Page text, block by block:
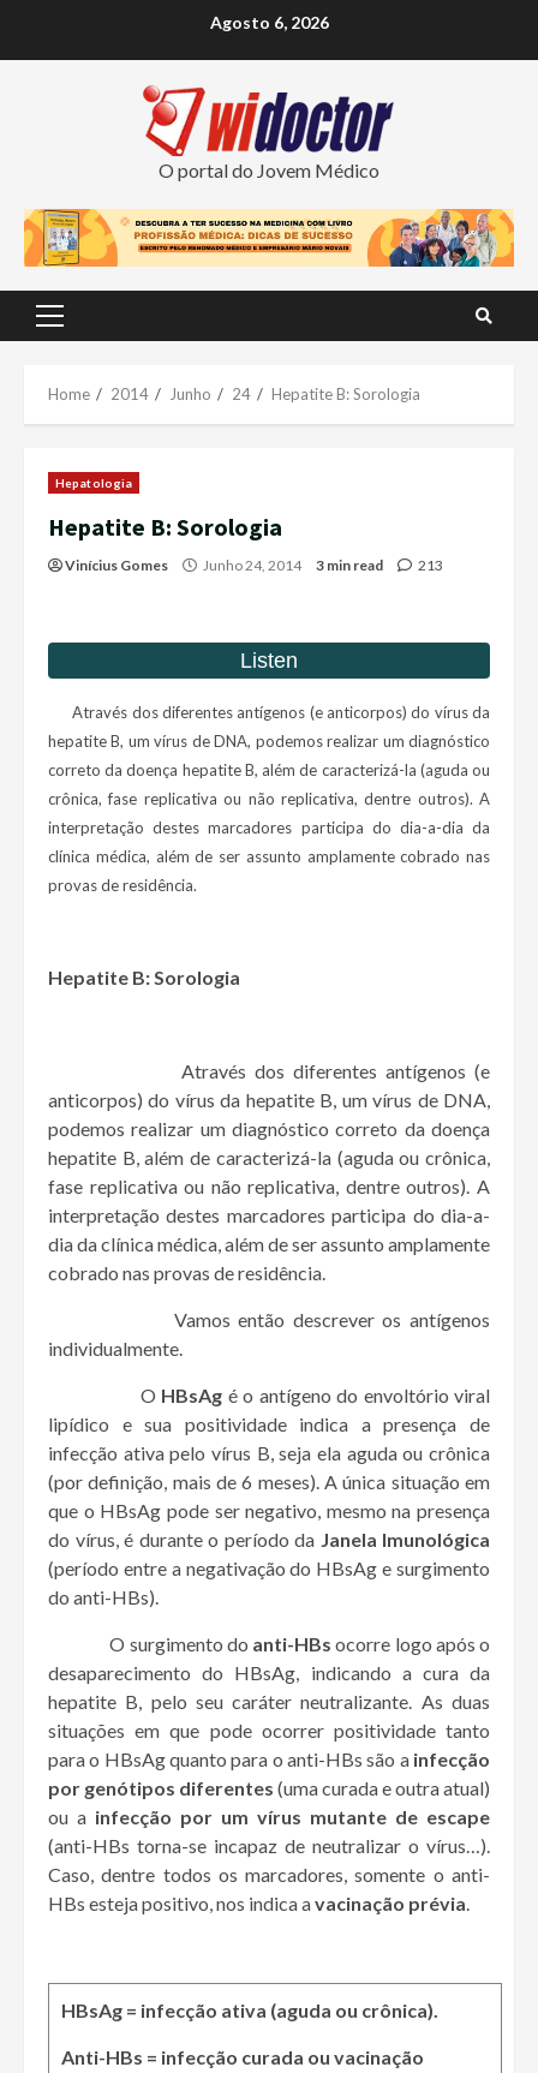
Agosto 6, 2026
O portal do Jovem Médico
Primary
Home 2014 Junho 24 Hepatite B: Sorologia
Hepatologia
Hepatite B: Sorologia
Vinícius Gomes Junho 24, 2014 3 min read 213
Através dos diferentes antígenos (e anticorpos) do vírus da
hepatite B, um vírus de DNA, podemos realizar um diagnóstico
correto da doença hepatite B, além de caracterizá-la (aguda ou
crônica, fase replicativa ou não replicativa, dentre outros). A
interpretação destes marcadores participa do dia-a-dia da
clínica médica, além de ser assunto amplamente cobrado nas
provas de residência.
Hepatite B: Sorologia
Através dos diferentes antígenos (e
anticorpos) do vírus da hepatite B, um vírus de DNA,
podemos realizar um diagnóstico correto da doença
hepatite B, além de caracterizá-la (aguda ou crônica,
fase replicativa ou não replicativa, dentre outros). A
interpretação destes marcadores participa do dia-a-
dia da clínica médica, além de ser assunto amplamente
cobrado nas provas de residência.
Vamos então descrever os antígenos
individualmente.
O HBsAg é o antígeno do envoltório viral
lipídico e sua positividade indica a presença de
infecção ativa pelo vírus B, seja ela aguda ou crônica
(por definição, mais de 6 meses). A única situação em
que o HBsAg pode ser negativo, mesmo na presença
do vírus, é durante o período da Janela Imunológica
(período entre a negativação do HBsAg e surgimento
do anti-HBs).
O surgimento do anti-HBs ocorre logo após o
desaparecimento do HBsAg, indicando a cura da
hepatite B, pelo seu caráter neutralizante. As duas
situações em que pode ocorrer positividade tanto
para o HBsAg quanto para o anti-HBs são a infecção
por genótipos diferentes (uma curada e outra atual)
ou a infecção por um vírus mutante de escape
(anti-HBs torna-se incapaz de neutralizar o vírus…).
Caso, dentre todos os marcadores, somente o anti-
HBs esteja positivo, nos indica avacinação prévia.
HBsAg = infecção ativa (aguda ou crônica).
Anti-HBs = infecção curada ou vacinação